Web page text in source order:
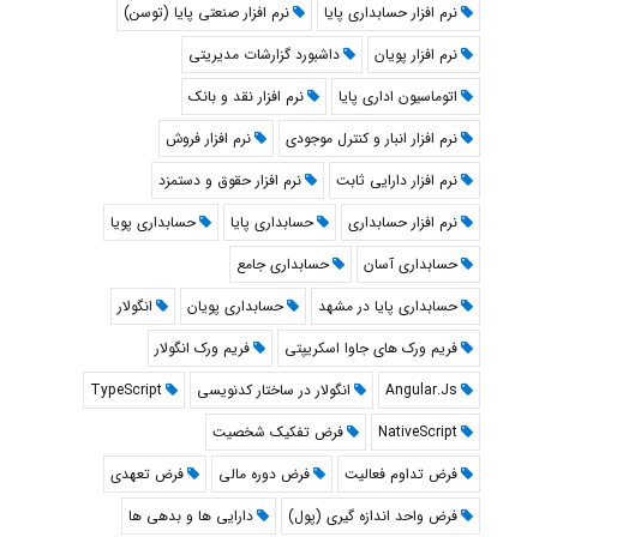
نرم افزار حسابداری پایا
نرم افزار صنعتی پایا (توسن)
نرم افزار پویان
داشبورد گزارشات مدیریتی
اتوماسیون اداری پایا
نرم افزار نقد و بانک
نرم افزار انبار و کنترل موجودی
نرم افزار فروش
نرم افزار دارایی ثابت
نرم افزار حقوق و دستمزد
نرم افزار حسابداری
حسابداری پایا
حسابداری پویا
حسابداری آسان
حسابداری جامع
حسابداری پایا در مشهد
حسابداری پویان
انگولار
فریم ورک های جاوا اسکریپتی
فریم ورک انگولار
Angular.Js
انگولار در ساختار کدنویسی
TypeScript
NativeScript
فرض تفکیک شخصیت
فرض تداوم فعالیت
فرض دوره مالی
فرض تعهدی
فرض واحد اندازه گیری (پول)
دارایی ها و بدهی ها